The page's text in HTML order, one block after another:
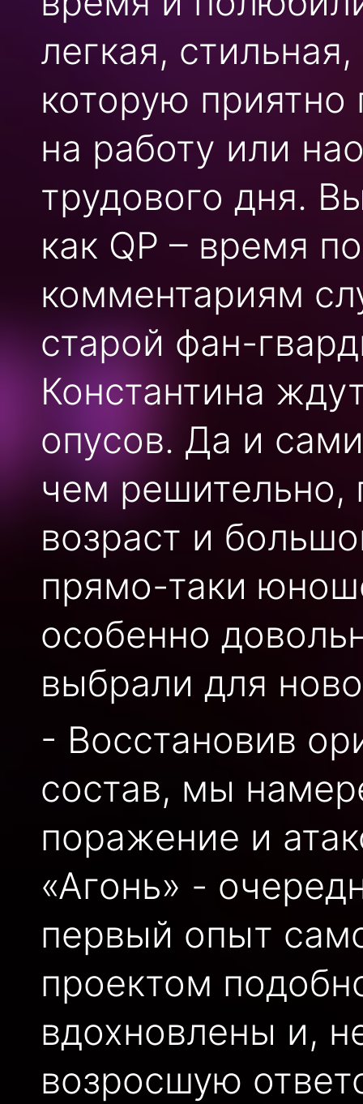
легкая,
которую
на работу или
трудового дня.
как QP – время
комментариям
старой фан-
Константина
опусов. Да и
чем решительно,
возраст и
прямо-таки
особенно
выбрали для
- Восстановив
состав, мы
поражение и
«Агонь» -
первый опыт
проектом
вдохновлены и,
возросшую